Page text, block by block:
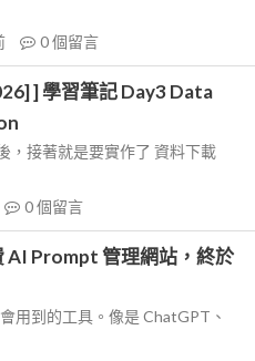
0個留言
] 學習筆記 Day3 Data
，接著就是要實作了 資料下載
0個留言
AI Prompt 管理網站，終於
用到的工具。像是 ChatGPT、